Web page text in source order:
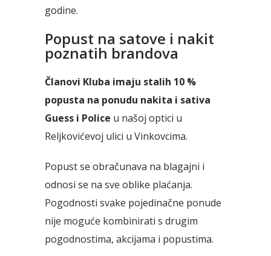
godine.
Popust na satove i nakit
poznatih brandova
Članovi Kluba imaju stalih 10 %
popusta na ponudu nakita i sativa
Guess i Police u našoj optici u
Reljkovićevoj ulici u Vinkovcima.
Popust se obračunava na blagajni i
odnosi se na sve oblike plaćanja.
Pogodnosti svake pojedinačne ponude
nije moguće kombinirati s drugim
pogodnostima, akcijama i popustima.